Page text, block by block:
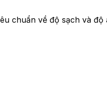
chuẩn về độ sạch và độ